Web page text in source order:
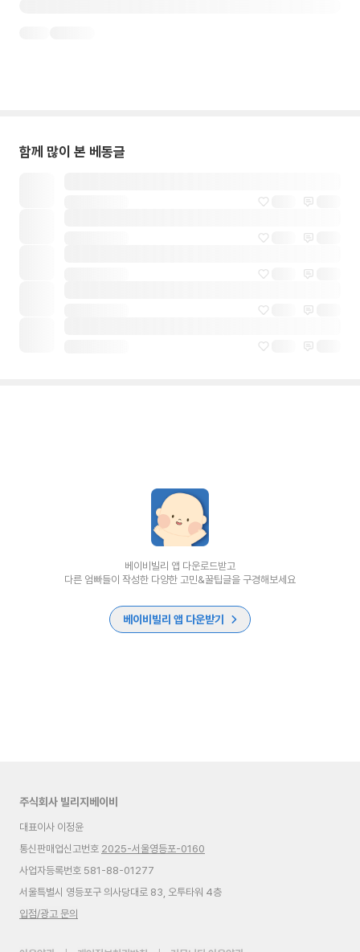
함께 많이 본 베동글
베이비빌리 앱 다운로드받고
다른 엄빠들이 작성한 다양한 고민&꿀팁글을 구경해보세요
베이비빌리 앱 다운받기
주식회사 빌리지베이비
대표이사 이정윤
통신판매업신고번호 2025-서울영등포-0160
사업자등록번호 581-88-01277
서울특별시 영등포구 의사당대로 83, 오투타워 4층
입점/광고 문의